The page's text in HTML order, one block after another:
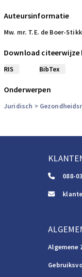
Auteursinformatie
Mw. mr. T.E. de Boer-
Download
RIS BibTex
Onderwerpen
Juridisch >
088-
Algemene